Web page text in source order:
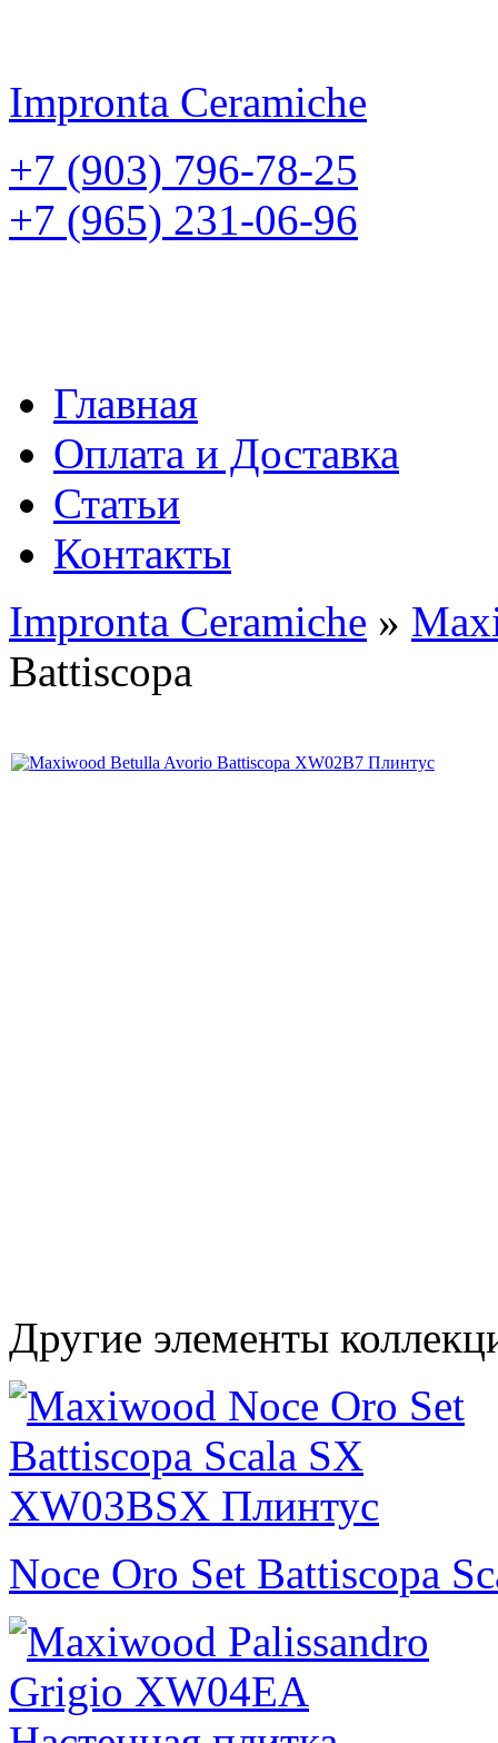
Impronta Ceramiche
+7 (903) 796-78-25
+7 (965) 231-06-96
Главная
Оплата и Доставка
Статьи
Контакты
Impronta Ceramiche »
Battiscopa
Другие элементы
Noce Oro Set Battiscopa